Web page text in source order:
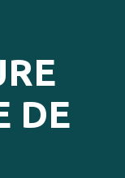
DE